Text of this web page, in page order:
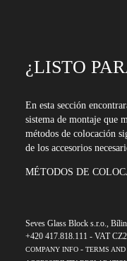
¿LISTO
En esta sección
sistema de montaje que
métodos de colocación
de los accesorios
MÉTODOS DE
Seves Glass Block s.r.o.,
+420 417.818.111 - VAT
COMPANY INFO- TERMS AND